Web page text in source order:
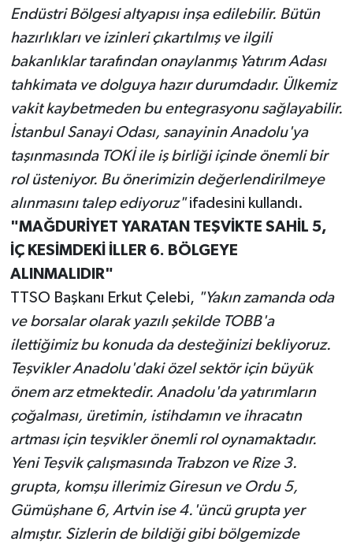
Endüstri Bölgesi altyapısı inşa edilebilir. Bütün
hazırlıkları ve izinleri çıkartılmış ve ilgili
bakanlıklar tarafından onaylanmış Yatırım Adası
tahkimata ve dolguya hazır durumdadır. Ülkemiz
vakit kaybetmeden bu entegrasyonu sağlayabilir.
İstanbul Sanayi Odası, sanayinin Anadolu'ya
taşınmasında TOKİ ile iş birliği içinde önemli bir
rol üsteniyor. Bu önerimizin değerlendirilmeye
alınmasını talep ediyoruz" ifadesini kullandı.
"MAĞDURİYET YARATAN TEŞVİKTE SAHİL 5,
İÇ KESİMDEKİ İLLER 6. BÖLGEYE
ALINMALIDIR"
TTSO Başkanı Erkut Çelebi, "Yakın zamanda oda
ve borsalar olarak yazılı şekilde TOBB'a
ilettiğimiz bu konuda da desteğinizi bekliyoruz.
Teşvikler Anadolu'daki özel sektör için büyük
önem arz etmektedir. Anadolu'da yatırımların
çoğalması, üretimin, istihdamın ve ihracatın
artması için teşvikler önemli rol oynamaktadır.
Yeni Teşvik çalışmasında Trabzon ve Rize 3.
grupta, komşu illerimiz Giresun ve Ordu 5,
Gümüşhane 6, Artvin ise 4.'üncü grupta yer
almıştır. Sizlerin de bildiği gibi bölgemizde